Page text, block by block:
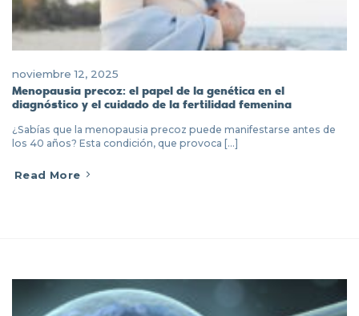
noviembre 12, 2025
Menopausia precoz: el papel de la genética en el
diagnóstico y el cuidado de la fertilidad femenina
¿Sabías que la menopausia precoz puede manifestarse antes de
los 40 años? Esta condición, que provoca [...]
Read More